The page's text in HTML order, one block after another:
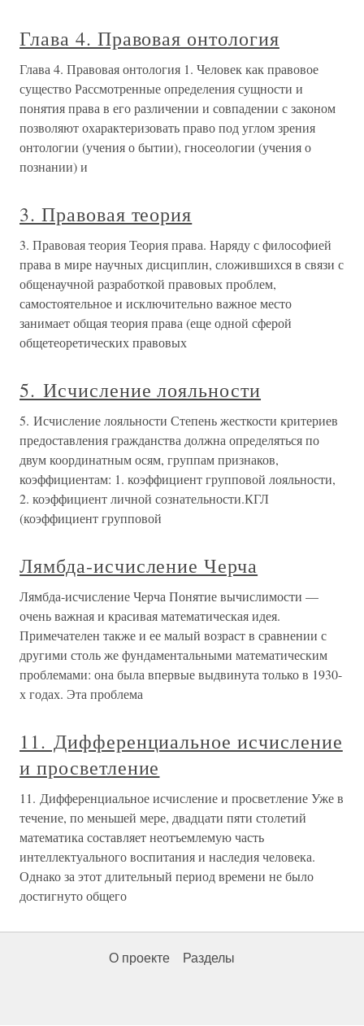
Глава 4. Правовая онтология
Глава 4. Правовая онтология 1. Человек как правовое
существо Рассмотренные определения сущности и
понятия права в его различении и совпадении с законом
позволяют охарактеризовать право под углом зрения
онтологии (учения о бытии), гносеологии (учения о
познании) и
3. Правовая теория
3. Правовая теория Теория права. Наряду с философией
права в мире научных дисциплин, сложившихся в связи с
общенаучной разработкой правовых проблем,
самостоятельное и исклю­чительно важное место
занимает общая теория права (еще одной сферой
общетеоретических правовых
5. Исчисление лояльности
5. Исчисление лояльности Степень жесткости критериев
предоставления гражданства должна определяться по
двум координатным осям, группам признаков,
коэффициентам: 1. коэффициент групповой лояльности,
2. коэффициент личной сознательности.КГЛ
(коэффициент групповой
Лямбда-исчисление Черча
Лямбда-исчисление Черча Понятие вычислимости —
очень важная и красивая математическая идея.
Примечателен также и ее малый возраст в сравнении с
другими столь же фундаментальными математическим
проблемами: она была впервые выдвинута только в 1930-
х годах. Эта проблема
11. Дифференциальное исчисление
и просветление
11. Дифференциальное исчисление и просветление Уже в
течение, по меньшей мере, двадцати пяти столетий
математика составляет неотъемлемую часть
интеллектуального воспитания и наследия человека.
Однако за этот длительный период времени не было
достигнуто общего
О проекте Разделы